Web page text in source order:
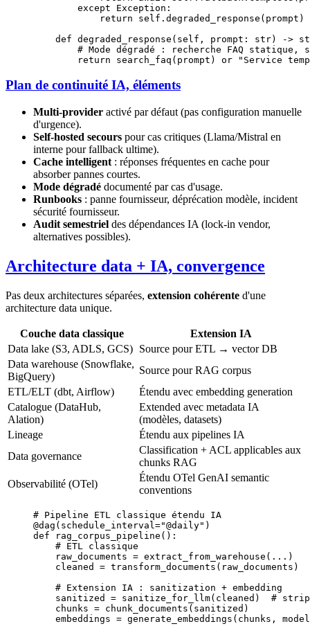
        except
Exception :
            return
self .degraded_response(prompt)
    def
degraded_response (self, prompt: str) ->
# Mode dégradé : recherche FAQ statique,
        return
search_faq(prompt) or "Service
Plan de continuité IA, éléments
Multi-provider activé par défaut (pas configuration manuelle
d'urgence).
Self-hosted secours pour cas critiques (Llama/Mistral en
interne pour fallback ultime).
Cache intelligent : réponses fréquentes en cache pour
absorber pannes courtes.
Mode dégradé documenté par cas d'usage.
Runbooks : panne fournisseur, déprécation modèle, incident
sécurité fournisseur.
Audit semestriel des dépendances IA (lock-in vendor,
alternatives possibles).
Architecture data + IA, convergence
Pas deux architectures séparées, extension cohérente d'une
architecture data unique.
Couche data classique
Extension IA
Data lake (S3, ADLS, GCS) Source pour ETL → vector DB
Data warehouse (Snowflake,
BigQuery)
Source pour RAG corpus
ETL/ELT (dbt, Airflow)
Étendu avec embedding generation
Catalogue (DataHub,
Alation)
Extended avec metadata IA
(modèles, datasets)
Lineage
Étendu aux pipelines IA
Data governance
Classification + ACL applicables aux
chunks RAG
Observabilité (OTel)
Étendu OTel GenAI semantic
conventions
# Pipeline ETL classique étendu IA
@dag ( schedule_interval ="@daily" )
def rag_corpus_pipeline ():
    # ETL classique
    raw_documents
= extract_from_warehouse( ... )
    cleaned
= transform_documents(raw_documents)
    # Extension IA : sanitization + embedding
    sanitized
= sanitize_for_llm(cleaned) # strip
    chunks
= chunk_documents(sanitized)
    embeddings
= generate_embeddings(chunks, model